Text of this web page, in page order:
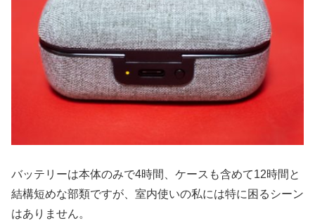
バッテリーは本体のみで4時間、ケースも含めて12時間と
結構短めな部類ですが、室内使いの私には特に困るシーン
はありません。